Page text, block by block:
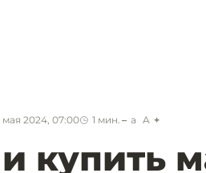
мая 2024, 07:00 1 мин. a A
купить